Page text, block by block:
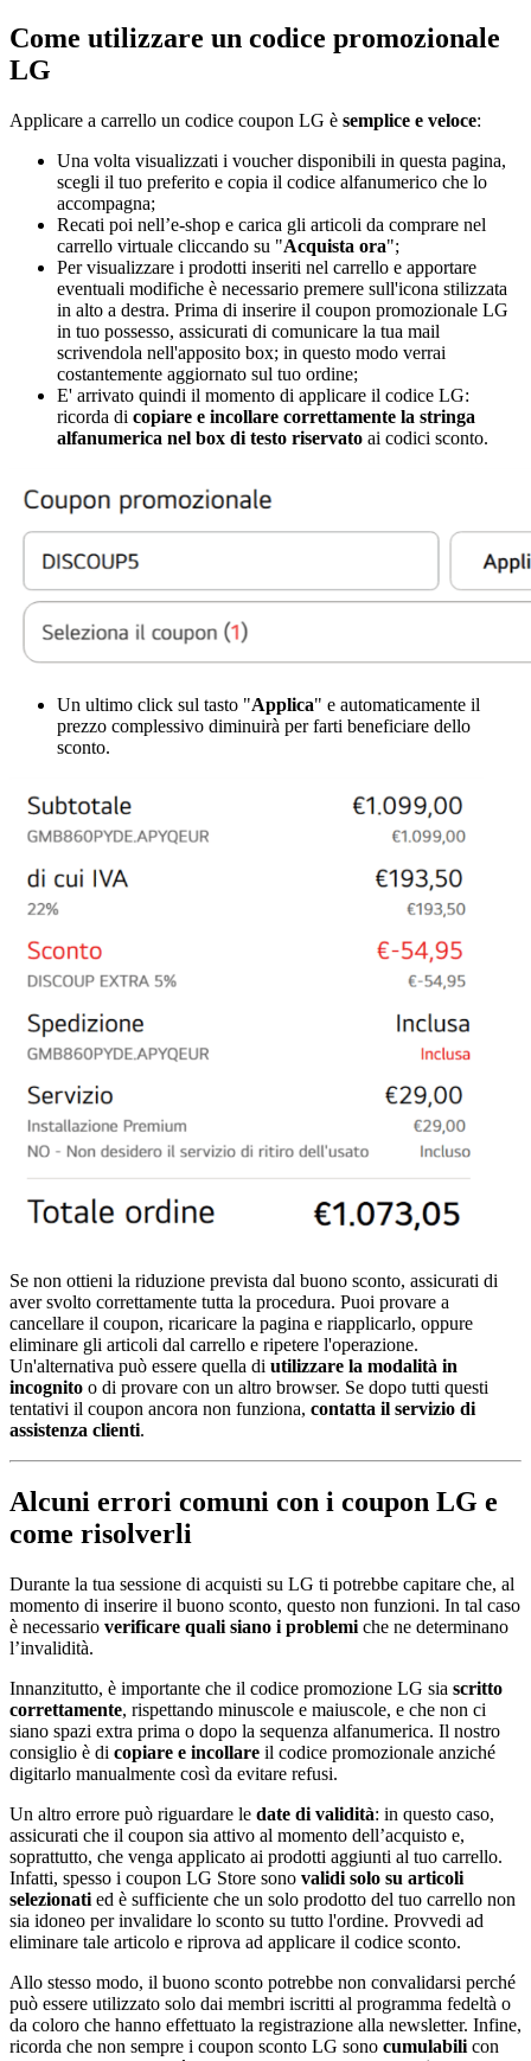
Come utilizzare un codice promozionale
LG
Applicare a carrello un codice coupon LG è semplice e veloce:
Una volta visualizzati i voucher disponibili in questa pagina,
scegli il tuo preferito e copia il codice alfanumerico che lo
accompagna;
Recati poi nell’e-shop e carica gli articoli da comprare nel
carrello virtuale cliccando su "Acquista ora";
Per visualizzare i prodotti inseriti nel carrello e apportare
eventuali modifiche è necessario premere sull'icona stilizzata
in alto a destra. Prima di inserire il coupon promozionale LG
in tuo possesso, assicurati di comunicare la tua mail
scrivendola nell'apposito box; in questo modo verrai
costantemente aggiornato sul tuo ordine;
E' arrivato quindi il momento di applicare il codice LG:
ricorda di copiare e incollare correttamente la stringa
alfanumerica nel box di testo riservato ai codici sconto.
Un ultimo click sul tasto "Applica" e automaticamente il
prezzo complessivo diminuirà per farti beneficiare dello
sconto.
Se non ottieni la riduzione prevista dal buono sconto, assicurati di
aver svolto correttamente tutta la procedura. Puoi provare a
cancellare il coupon, ricaricare la pagina e riapplicarlo, oppure
eliminare gli articoli dal carrello e ripetere l'operazione.
Un'alternativa può essere quella di utilizzare la modalità in
incognito o di provare con un altro browser. Se dopo tutti questi
tentativi il coupon ancora non funziona, contatta il servizio di
assistenza clienti.
Alcuni errori comuni con i coupon LG e
come risolverli
Durante la tua sessione di acquisti su LG ti potrebbe capitare che, al
momento di inserire il buono sconto, questo non funzioni. In tal caso
è necessario verificare quali siano i problemi che ne determinano
l’invalidità.
Innanzitutto, è importante che il codice promozione LG sia scritto
correttamente, rispettando minuscole e maiuscole, e che non ci
siano spazi extra prima o dopo la sequenza alfanumerica. Il nostro
consiglio è di copiare e incollare il codice promozionale anziché
digitarlo manualmente così da evitare refusi.
Un altro errore può riguardare le date di validità: in questo caso,
assicurati che il coupon sia attivo al momento dell’acquisto e,
soprattutto, che venga applicato ai prodotti aggiunti al tuo carrello.
Infatti, spesso i coupon LG Store sono validi solo su articoli
selezionati ed è sufficiente che un solo prodotto del tuo carrello non
sia idoneo per invalidare lo sconto su tutto l'ordine. Provvedi ad
eliminare tale articolo e riprova ad applicare il codice sconto.
Allo stesso modo, il buono sconto potrebbe non convalidarsi perché
può essere utilizzato solo dai membri iscritti al programma fedeltà o
da coloro che hanno effettuato la registrazione alla newsletter. Infine,
ricorda che non sempre i coupon sconto LG sono cumulabili con